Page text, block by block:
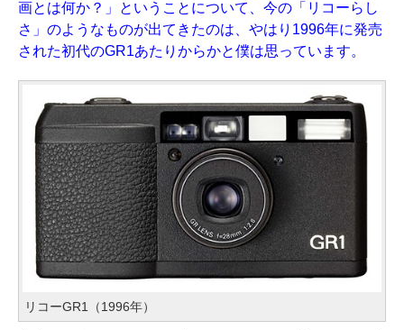
画とは何か？」ということについて、今の「リコーらし
さ」のようなものが出てきたのは、やはり1996年に発売
された初代のGR1あたりからかと僕は思っています。
リコーGR1（1996年）